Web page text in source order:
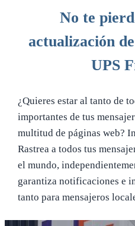
No te
actualización
UPS
¿Quieres estar al tanto de
importantes de tus
multitud de páginas web?
Rastrea a todos tus
el mundo,
garantiza notificaciones e
tanto para mensajeros